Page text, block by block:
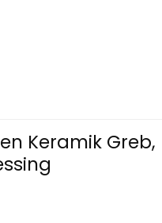
Keramik Greb,